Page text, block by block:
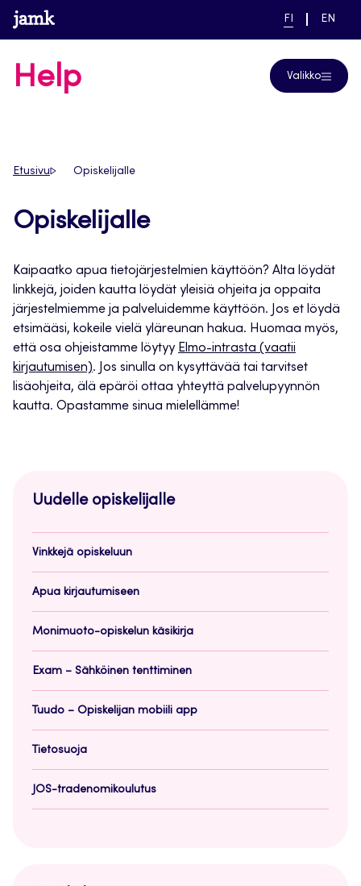
Siirry
suoraan
www.jamk.fi
NYKYINEN
FI
VAIHDA
EN
Help Valikko
Etusivu Opiskelijalle
Opiskelijalle
Kaipaatko apua tietojärjestelmien käyttöön? Alta löydät
linkkejä, joiden kautta löydät yleisiä ohjeita ja oppaita
järjestelmiemme ja palveluidemme käyttöön. Jos et löydä
etsimääsi, kokeile vielä yläreunan hakua. Huomaa myös,
että osa ohjeistamme löytyy Elmo-intrasta (vaatii
kirjautumisen). Jos sinulla on kysyttävää tai tarvitset
lisäohjeita, älä epäröi ottaa yhteyttä palvelupyynnön
kautta. Opastamme sinua mielellämme!
Uudelle opiskelijalle
Vinkkejä opiskeluun
Apua kirjautumiseen
Monimuoto-opiskelun käsikirja
Exam – Sähköinen tenttiminen
Tuudo – Opiskelijan mobiili app
Tietosuoja
JOS-tradenomikoulutus